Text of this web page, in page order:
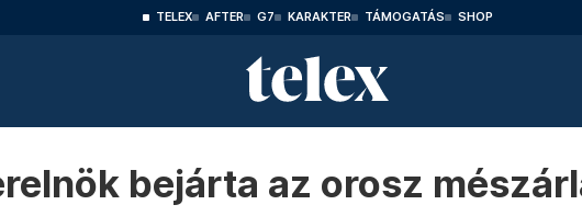
TELEX AFTER G7 KARAKTER TÁMOGATÁS SHOP
bejárta az orosz